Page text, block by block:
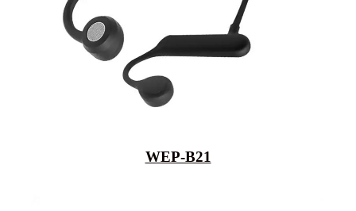
WEP-B21